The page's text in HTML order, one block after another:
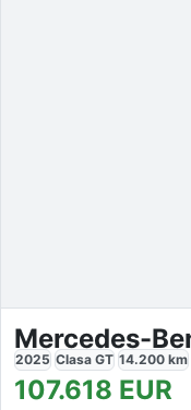
2025 Clasa GT 14.200 km
107.618 EUR